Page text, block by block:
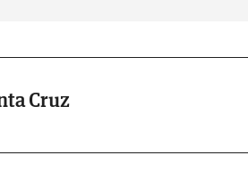
Cruz